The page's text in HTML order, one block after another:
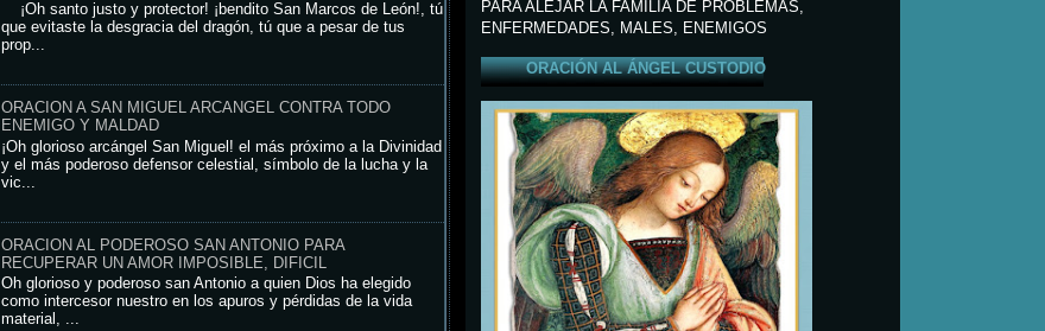
¡Oh santo justo y protector! ¡bendito San Marcos de León!, tú
que evitaste la desgracia del dragón, tú que a pesar de tus
prop...
ORACION A SAN MIGUEL ARCANGEL CONTRA TODO
ENEMIGO Y MALDAD
¡Oh glorioso arcángel San Miguel! el más próximo a la Divinidad
y el más poderoso defensor celestial, símbolo de la lucha y la
vic...
ORACION AL PODEROSO SAN ANTONIO PARA
RECUPERAR UN AMOR IMPOSIBLE, DIFICIL
Oh glorioso y poderoso san Antonio a quien Dios ha elegido
como intercesor nuestro en los apuros y pérdidas de la vida
material, ...
PARA ALEJAR LA FAMILIA DE PROBLEMAS,
ENFERMEDADES, MALES, ENEMIGOS
ORACIÓN AL ÁNGEL CUSTODIO